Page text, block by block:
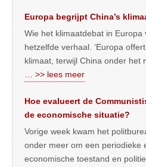
Europa begrijpt China’s
Wie het klimaatdebat in Europa
hetzelfde verhaal. ‘Europa
klimaat, terwijl China onder het
… >> lees meer
Hoe evalueert de
de economische situatie?
Vorige week kwam het
onder meer om een periodieke
economische toestand en